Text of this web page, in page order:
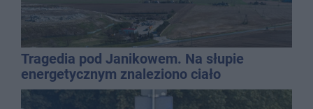
Tragedia pod Janikowem. Na słupie
energetycznym znaleziono ciało
mężczyzny